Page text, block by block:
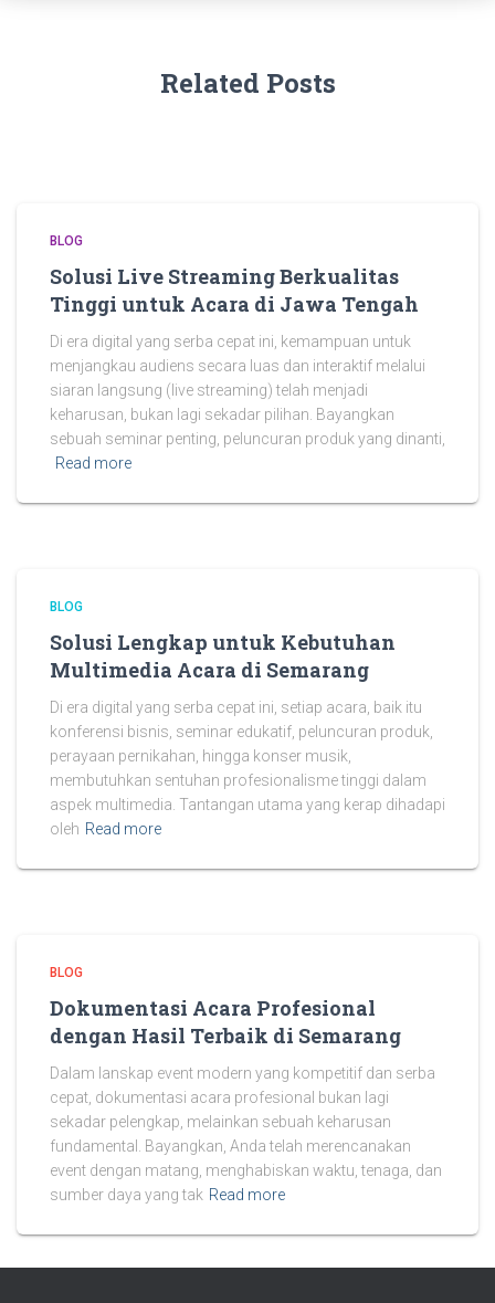
Related Posts
BLOG
Solusi Live Streaming Berkualitas
Tinggi untuk Acara di Jawa Tengah
Di era digital yang serba cepat ini, kemampuan untuk
menjangkau audiens secara luas dan interaktif melalui
siaran langsung (live streaming) telah menjadi
keharusan, bukan lagi sekadar pilihan. Bayangkan
sebuah seminar penting, peluncuran produk yang dinanti,
Read more
BLOG
Solusi Lengkap untuk Kebutuhan
Multimedia Acara di Semarang
Di era digital yang serba cepat ini, setiap acara, baik itu
konferensi bisnis, seminar edukatif, peluncuran produk,
perayaan pernikahan, hingga konser musik,
membutuhkan sentuhan profesionalisme tinggi dalam
aspek multimedia. Tantangan utama yang kerap dihadapi
oleh Read more
BLOG
Dokumentasi Acara Profesional
dengan Hasil Terbaik di Semarang
Dalam lanskap event modern yang kompetitif dan serba
cepat, dokumentasi acara profesional bukan lagi
sekadar pelengkap, melainkan sebuah keharusan
fundamental. Bayangkan, Anda telah merencanakan
event dengan matang, menghabiskan waktu, tenaga, dan
sumber daya yang tak Read more